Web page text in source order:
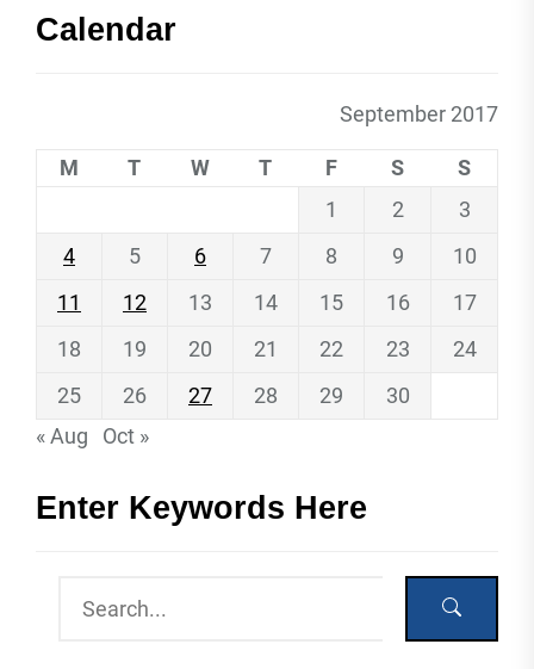
Calendar
September 2017
M T W T F S
S
1
2
3
4
5 6 7 8 9
10
11
12 13 14 15 16
17
18
19 20 21 22 23
24
25
26 27 28 29
30
« Aug
Oct »
Enter Keywords Here